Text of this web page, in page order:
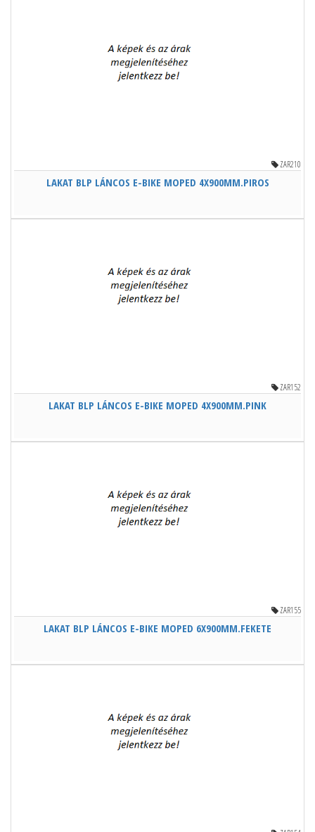
ZAR210
LAKAT BLP LÁNCOS E-BIKE MOPED 4X900MM.PIROS
ZAR152
LAKAT BLP LÁNCOS E-BIKE MOPED 4X900MM.PINK
ZAR155
LAKAT BLP LÁNCOS E-BIKE MOPED 6X900MM.FEKETE